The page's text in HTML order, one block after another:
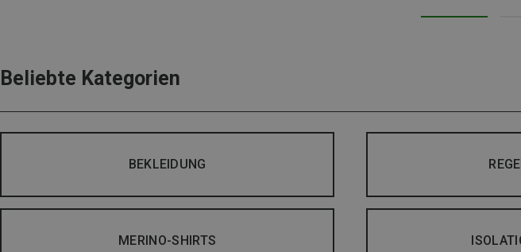
Beliebte Kategorien
BEKLEIDUNG
MERINO-SHIRTS